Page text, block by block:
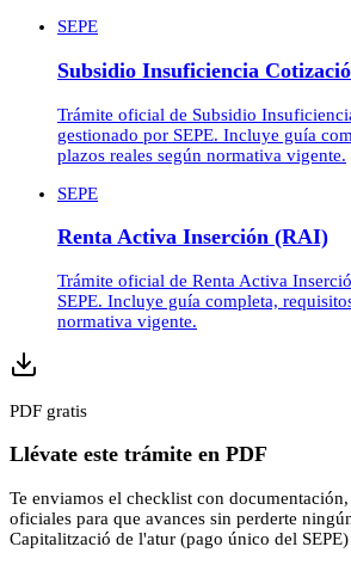
SEPE
Subsidio Insuficiencia
Trámite oficial de Subsidio
gestionado por SEPE. Incluye guía
plazos reales según normativa vigente.
SEPE
Renta Activa Inserción (RAI)
Trámite oficial de Renta Activa
SEPE. Incluye guía completa,
normativa vigente.
PDF gratis
Llévate este trámite en PDF
Te enviamos el checklist con documentación,
oficiales para que avances sin perderte
Capitalització de l'atur (pago único del SEPE)